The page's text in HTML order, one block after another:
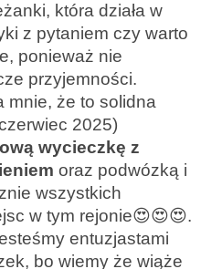
która działa w
z pytaniem czy warto
ponieważ nie
przyjemności.
mnie, że to solidna
2025)
wycieczkę z
oraz podwózką i
wszystkich
w tym rejonie😍😍😍.
entuzjastami
bo wiemy że wiąże